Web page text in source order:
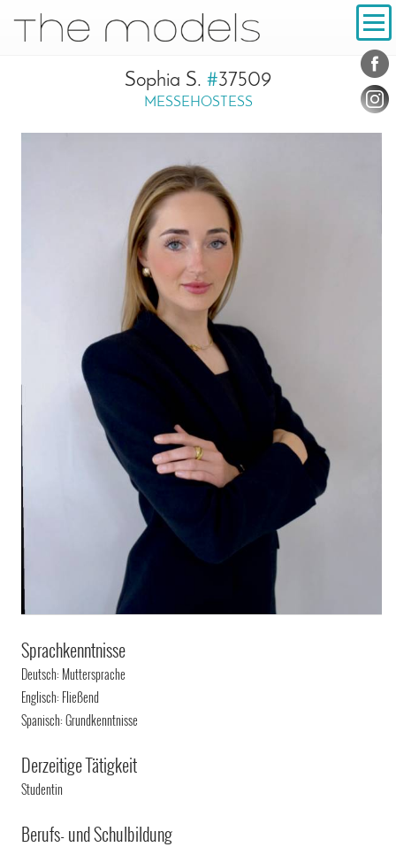
Navigation
Sophia S. #37509
MESSEHOSTESS
Sprachkenntnisse
Deutsch: Muttersprache
Englisch: Fließend
Spanisch: Grundkenntnisse
Derzeitige Tätigkeit
Studentin
Berufs- und Schulbildung